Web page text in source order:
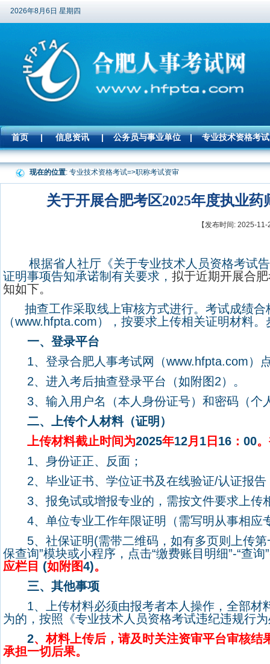
2026年8月6日 星期四
首页 | 信息资讯 | 公务员与事业单位 | 专业技术资格考试
现在的位置: 专业技术资格考试=>职称考试资审
关于开展合肥考区2025年度执业
【发布时间: 2025-
根据省人社厅《关于专业技术人员资格考试
证明事项告知承诺制有关要求， 拟于近期开展合
知如下。
抽查工作采取线上审核方式进行。考试成绩
（www.hfpta.com），按要求上传相关证明材料。
一、登录平台
1、登录合肥人事考试网（www.hfpta.com）
2、 进入考后抽查登录平台 （如附图2）。
3、 输入 用户名（本人身份证号）和密码（个
二、上传个人材料（证明）
上传材料截止时间为2025年12月 1 日 16 ：00
1、身份证正、反面；
2、毕业证书、学位证书及在线验证/认证报告
3、报免试或增报专业的，需按文件要求上传
4、单位专业工作年限证明（需写明从事相应
5、社保证明(需带二维码，如有多页则上传
保查询”模块或小程序，点击“缴费账目明细”-“查询
应栏目 (如附图4)。
三、其他事项
1、上传材料必须由报考者本人操作， 全部材
为的，按照《专业技术人员资格考试违纪违规行
2、材料上传后，请及时关注资审平台审核
承担一切后果。